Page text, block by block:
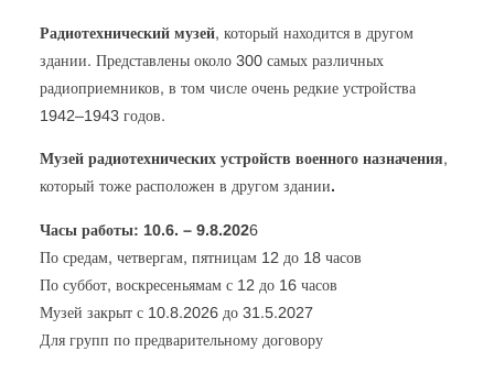
Радиотехнический музей, который находится в другом
здании. Представлены около 300 самых различных
радиоприемников, в том числе очень редкие устройства
1942–1943 годов.
Музей радиотехнических устройств военного назначения,
который тоже расположен в другом здании.
Часы работы: 10.6. – 9.8.2026
По средам, четвергам, пятницам 12 до 18 часов
По суббот, воскресеньямам с 12 до 16 часов
Музей закрыт с 10.8.2026 до 31.5.2027
Для групп по предварительному договору